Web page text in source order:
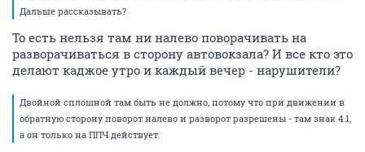
Дальше рассказывать?
То есть нельзя там ни налево поворачивать на
разворачиваться в сторону автовокзала? И все кто это
делают каджое утро и каждый вечер - нарушители?
Двойной сплошной там быть не должно, потому что при движении в
обратную сторону поворот налево и разворот разрешены - там знак 4.1,
а он только на ППЧ действует.